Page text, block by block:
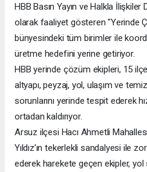
HBB Basın Yayın ve Halkla İlişkiler
olarak faaliyet gösteren "Yerinde
bünyesindeki tüm birimler ile
üretme hedefini yerine getiriyor.
HBB yerinde çözüm ekipleri, 15
altyapı, peyzaj, yol, ulaşım ve
sorunlarını yerinde tespit ederek
ortadan kaldırıyor.
Arsuz ilçesi Hacı Ahmetli
Yıldız’ın tekerlekli sandalyesi ile
ederek harekete geçen ekipler,